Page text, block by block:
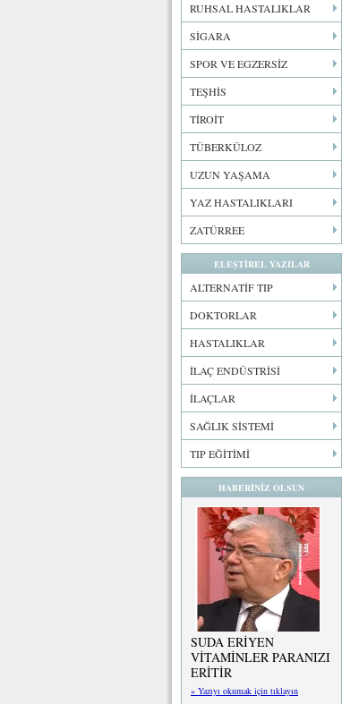
RUHSAL HASTALIKLAR
SİGARA
SPOR VE EGZERSİZ
TEŞHİS
TİROİT
TÜBERKÜLOZ
UZUN YAŞAMA
YAZ HASTALIKLARI
ZATÜRREE
ELEŞTİREL YAZILAR
ALTERNATİF TIP
DOKTORLAR
HASTALIKLAR
İLAÇ ENDÜSTRİSİ
İLAÇLAR
SAĞLIK SİSTEMİ
TIP EĞİTİMİ
HABERİNİZ OLSUN
SUDA ERİYEN
VİTAMİNLER PARANIZI
ERİTİR
» Yazıyı okumak için tıklayın